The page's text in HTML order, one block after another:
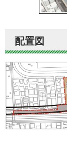
配置図